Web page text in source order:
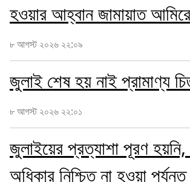
হওয়ার আহ্বান জামায়াত
৮ আগস্ট ২০২৬ ২২:০৯
জুলাই শেষ হয় নাই প্রামাণ্য
৮ আগস্ট ২০২৬ ২২:০১
জুলাইয়ের প্রত্যাশা পূরণ
অধিকার নিশ্চিত না হওয়া